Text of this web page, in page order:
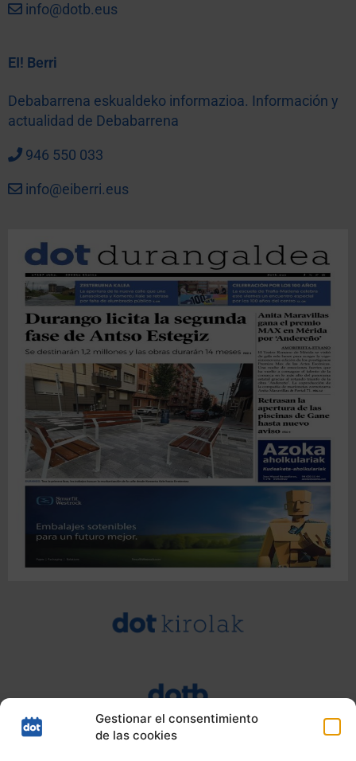
Gestionar el consentimiento
de las cookies
info@dotb.eus
EI! Berri
Debabarrena eskualdeko informazioa. Información y
actualidad de Debabarrena
946 550 033
info@eiberri.eus